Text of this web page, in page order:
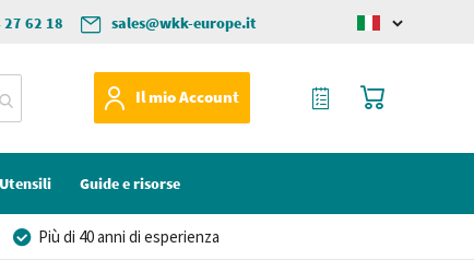
sales@wkk-europe.it
62 18
Change
Il mio Account
Carrello
Il mio preventivo
Utensili Guide e risorse
Più di 40 anni di esperienza